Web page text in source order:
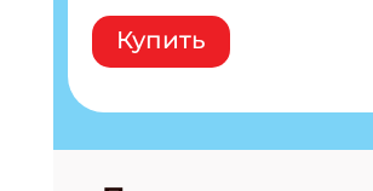
Купить